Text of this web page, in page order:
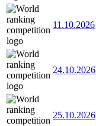
11.10.2026
24.10.2026
25.10.2026